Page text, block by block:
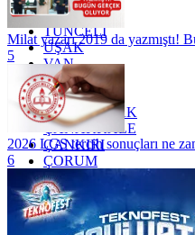
TRABZON
TUNCELİ
UŞAK
VAN
YALOVA
YOZGAT
ZONGULDAK
ÇANAKKALE
ÇANKIRI
ÇORUM
İSTANBUL
İZMİR
ŞANLIURFA
ŞIRNAK
Milat yazarı 2019 da yazmıştı!
5
2026 LGS tercih sonuçları ne
6